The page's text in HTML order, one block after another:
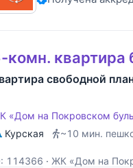
комн. квартира
свободной
«Дом на Покровском
Курская
~10 мин.
114366 · ЖК «Дом на